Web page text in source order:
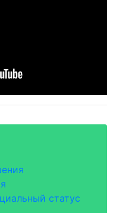
статус